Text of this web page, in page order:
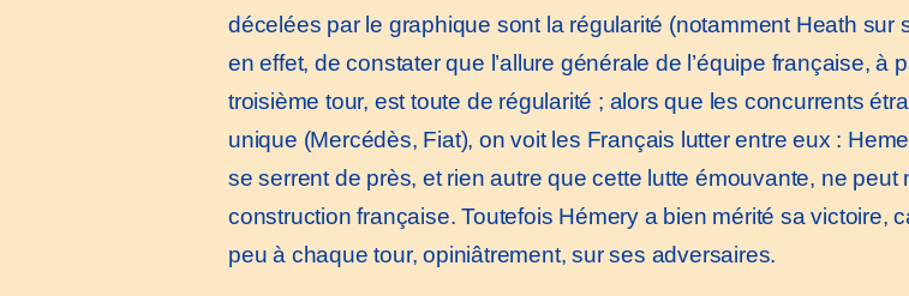
décelées par le graphique sont la régularité (notamment Heath sur
en effet, de constater que l’allure générale de l’équipe française, à
troisième tour, est toute de régularité ; alors que les concurrents
unique (Mercédès, Fiat), on voit les Français lutter entre eux :
se serrent de près, et rien autre que cette lutte émouvante, ne peut
construction française. Toutefois Hémery a bien mérité sa victoire,
peu à chaque tour, opiniâtrement, sur ses adversaires.